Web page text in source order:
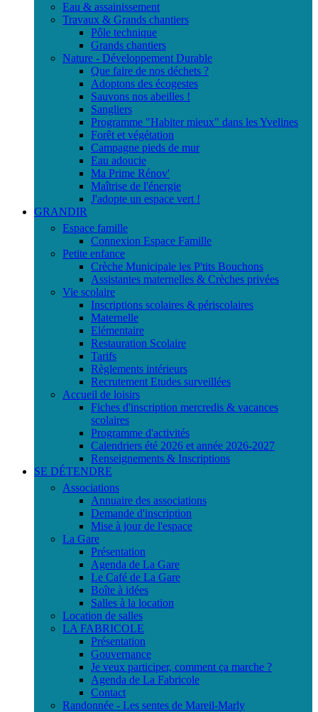
Eau & assainissement
Travaux & Grands chantiers
Pôle technique
Grands chantiers
Nature - Développement Durable
Que faire de nos déchets ?
Adoptons des écogestes
Sauvons nos abeilles !
Sangliers
Programme "Habiter mieux" dans les Yvelines
Forêt et végétation
Campagne pieds de mur
Eau adoucie
Ma Prime Rénov'
Maîtrise de l'énergie
J'adopte un espace vert !
GRANDIR
Espace famille
Connexion Espace Famille
Petite enfance
Crèche Municipale les P'tits Bouchons
Assistantes maternelles & Crèches privées
Vie scolaire
Inscriptions scolaires & périscolaires
Maternelle
Elémentaire
Restauration Scolaire
Tarifs
Règlements intérieurs
Recrutement Etudes surveillées
Accueil de loisirs
Fiches d'inscription mercredis & vacances
scolaires
Programme d'activités
Calendriers été 2026 et année 2026-2027
Renseignements & Inscriptions
SE DÉTENDRE
Associations
Annuaire des associations
Demande d'inscription
Mise à jour de l'espace
La Gare
Présentation
Agenda de La Gare
Le Café de La Gare
Boîte à idées
Salles à la location
Location de salles
LA FABRICOLE
Présentation
Gouvernance
Je veux participer, comment ça marche ?
Agenda de La Fabricole
Contact
Randonnée - Les sentes de Mareil-Marly